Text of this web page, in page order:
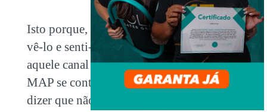
Isto porque, durante a contração, pode-se
vê-lo e senti-lo claramente puxando
aquele canal para cima, e como toda a
MAP se contrai ao mesmo tempo, quero
dizer que não tem como contrair cada